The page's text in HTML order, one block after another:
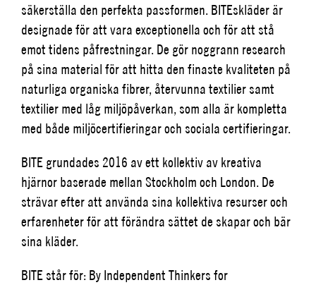
säkerställa den perfekta passformen. BITEskläder är
designade för att vara exceptionella och för att stå
emot tidens påfrestningar. De gör noggrann research
på sina material för att hitta den finaste kvaliteten på
naturliga organiska fibrer, återvunna textilier samt
textilier med låg miljöpåverkan, som alla är kompletta
med både miljöcertifieringar och sociala certifieringar.
BITE grundades 2016 av ett kollektiv av kreativa
hjärnor baserade mellan Stockholm och London. De
strävar efter att använda sina kollektiva resurser och
erfarenheter för att förändra sättet de skapar och bär
sina kläder.
BITE står för: By Independent Thinkers for